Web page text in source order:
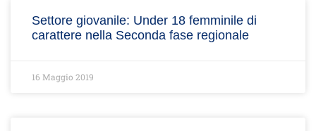
Settore giovanile: Under 18 femminile di
carattere nella Seconda fase regionale
16 Maggio 2019